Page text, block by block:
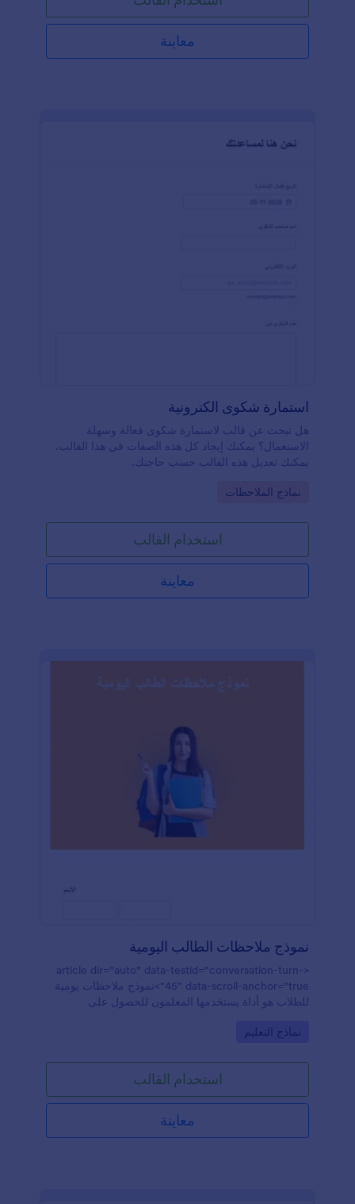
معاينة
استمارة شكوى الكترونية
هل تبحث عن قالب لاستمارة شكوى فعالة وسهلة
الاستعمال؟ يمكنك إيجاد كل هذه الصفات في هذا القالب.
يمكنك تعديل هذه القالب حسب حاجتك.
Go to Category:
نماذج الملاحظات
استخدام القالب
معاينة
نموذج ملاحظات الطالب اليومية
<article dir="auto" data-testid="conversation-turn-
45" data-scroll-anchor="true">نموذج ملاحظات يومية
للطلاب هو أداة يستخدمها المعلمون للحصول على
اعدادي أو ثانوي، أو حتى في جامعة أو كلية، يمكنك تبسيط
ملاحظات يومية للطلاب المجاني! فقط قم بسحب وإفلات
الأسئلة التي تريدها، وخصص النموذج ليناسب صفك
الدراسي، وشاركه مع طلابك من خلال رابط أو عبر تضمينه
في موقعك الإلكتروني — إنه بهذه السهولة! إذا أردت،
يمكن للطلاب أيضًا تقديم إجاباتهم باستخدام تطبيق
Go to Category:
نماذج التعليم
استخدام القالب
معاينة